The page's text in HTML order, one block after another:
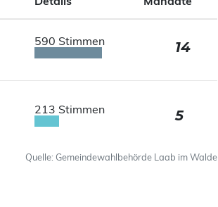
590 Stimmen 14
213 Stimmen 5
Quelle: Gemeindewahlbehörde Laab im Walde